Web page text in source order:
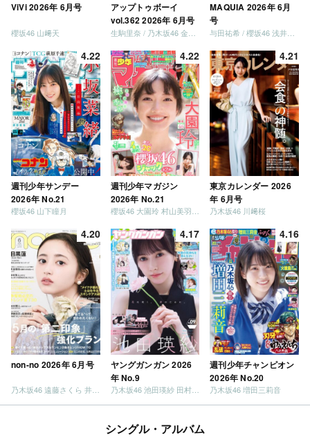
ViVi 2026年 6月号
櫻坂46 山﨑天
アップトゥボーイ
vol.362 2026年 6月号
MAQUIA 2026年 6月
号
4.22
週刊少年サンデー
2026年 No.21
櫻坂46 山下瞳月
4.22
週刊少年マガジン
2026年 No.21
櫻坂46 大園玲 村山美羽 稲熊ひな
4.21
東京カレンダー 2026
年 6月号
乃木坂46 川﨑桜
4.20
non-no 2026年 6月号
4.17
ヤングガンガン 2026
年 No.9
乃木坂46 池田瑛紗 田村真佑
4.16
週刊少年チャンピオン
2026年 No.20
乃木坂46 増田三莉音
シングル・アルバム